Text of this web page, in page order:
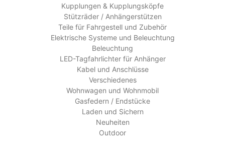
Kupplungen & Kupplungsköpfe
Stützräder / Anhängerstützen
Teile für Fahrgestell und Zubehör
Elektrische Systeme und Beleuchtung
Beleuchtung
LED-Tagfahrlichter für Anhänger
Kabel und Anschlüsse
Verschiedenes
Wohnwagen und Wohnmobil
Gasfedern / Endstücke
Laden und Sichern
Neuheiten
Outdoor